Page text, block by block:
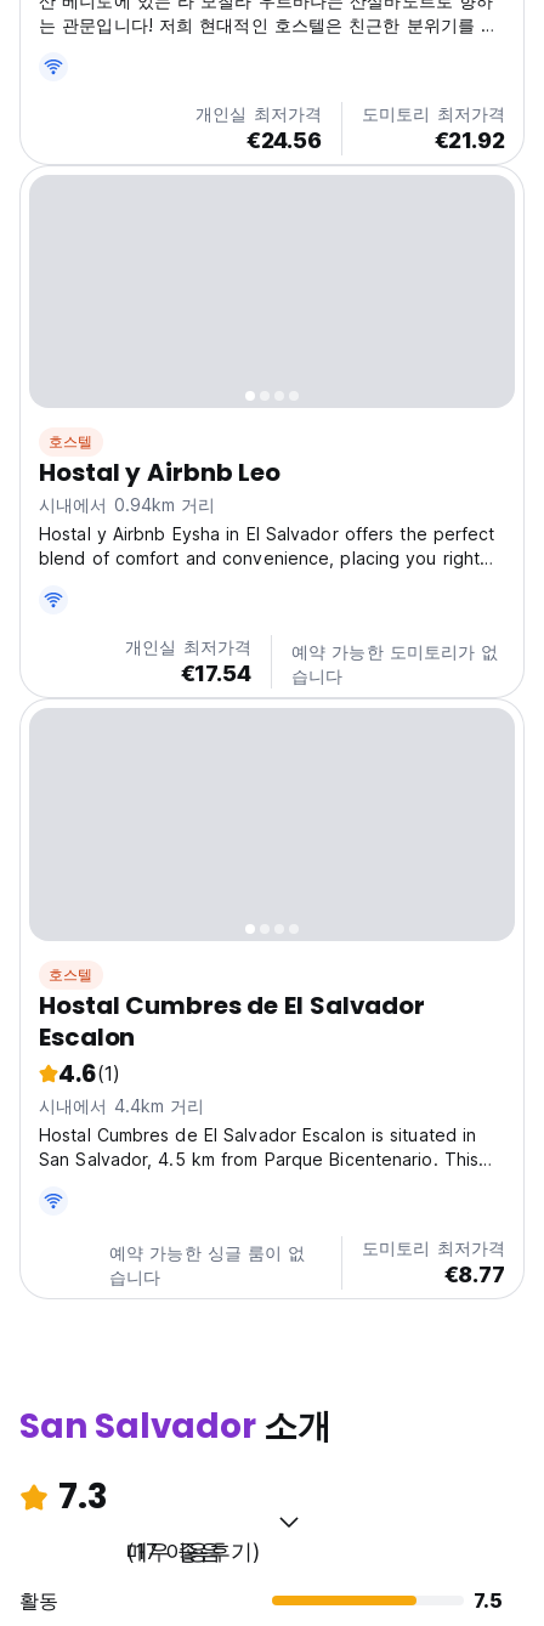
는 관문입니다! 저희 현대적인 호스텔은 친근한 분위기를 자
(Auto-translated from original language)
개인실 최저가격
€24.56
도미토리 최저가격
€21.92
호스텔
Hostal y Airbnb Leo
시내에서 0.94km 거리
Hostal y Airbnb Eysha in El Salvador offers the perfect
blend of comfort and convenience, placing you right
from the airport and the golden shores of the beach,
and only 5 minutes from local favorites...
개인실 최저가격
€17.54
예약 가능한 도미토리가 없
습니다
호스텔
Hostal Cumbres de El Salvador
Escalon
4.6(1)
시내에서 4.4km 거리
Hostal Cumbres de El Salvador Escalon is situated in
San Salvador, 4.5 km from Parque Bicentenario. This
parking, and a spacious terrace for guests to relax.
Complimentary Wi-Fi is accessible throughout the...
예약 가능한 싱글 룸이 없
습니다
도미토리 최저가격
€8.77
San Salvador소개
7.3
매우 좋음
(17 이용후기)
활동
7.5